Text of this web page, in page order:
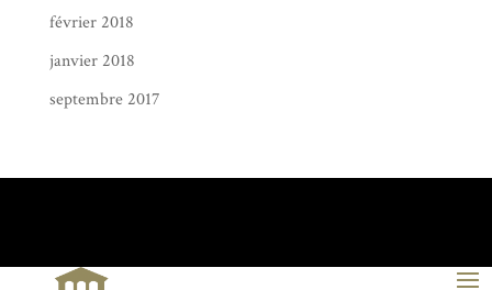
février 2018
janvier 2018
septembre 2017